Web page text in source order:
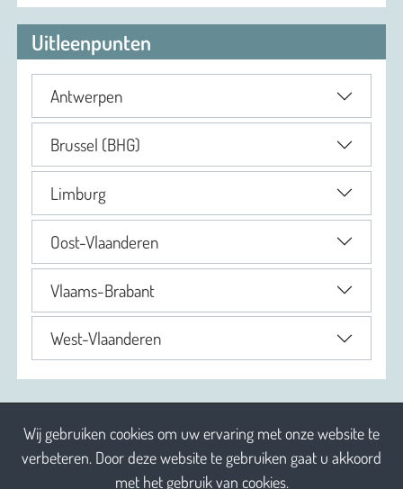
Wij gebruiken cookies om uw ervaring met onze website te
verbeteren. Door deze website te gebruiken gaat u akkoord
met het gebruik van cookies.
Uitleenpunten
Antwerpen
Brussel (BHG)
Limburg
Oost-Vlaanderen
Vlaams-Brabant
West-Vlaanderen